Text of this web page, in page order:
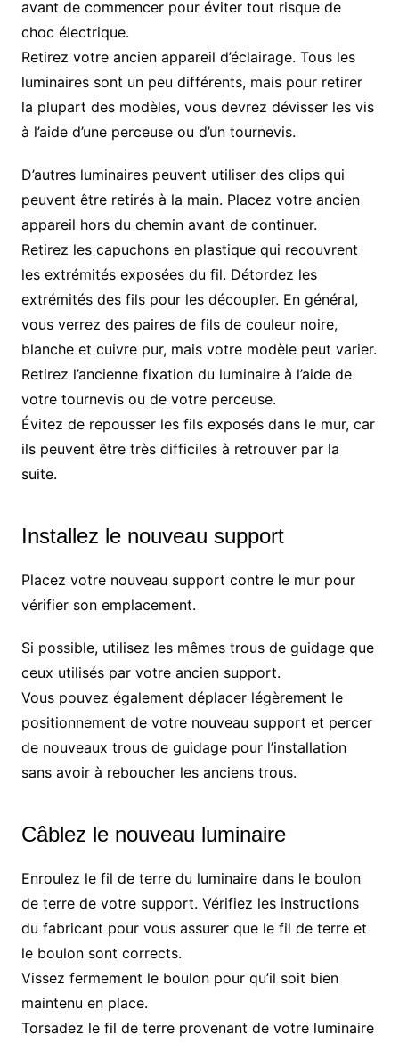
avant de commencer pour éviter tout risque de
choc électrique.
Retirez votre ancien appareil d’éclairage. Tous les
luminaires sont un peu différents, mais pour retirer
la plupart des modèles, vous devrez dévisser les vis
à l’aide d’une perceuse ou d’un tournevis.
D’autres luminaires peuvent utiliser des clips qui
peuvent être retirés à la main. Placez votre ancien
appareil hors du chemin avant de continuer.
Retirez les capuchons en plastique qui recouvrent
les extrémités exposées du fil. Détordez les
extrémités des fils pour les découpler. En général,
vous verrez des paires de fils de couleur noire,
blanche et cuivre pur, mais votre modèle peut varier.
Retirez l’ancienne fixation du luminaire à l’aide de
votre tournevis ou de votre perceuse.
Évitez de repousser les fils exposés dans le mur, car
ils peuvent être très difficiles à retrouver par la
suite.
Installez le nouveau support
Placez votre nouveau support contre le mur pour
vérifier son emplacement.
Si possible, utilisez les mêmes trous de guidage que
ceux utilisés par votre ancien support.
Vous pouvez également déplacer légèrement le
positionnement de votre nouveau support et percer
de nouveaux trous de guidage pour l’installation
sans avoir à reboucher les anciens trous.
Câblez le nouveau luminaire
Enroulez le fil de terre du luminaire dans le boulon
de terre de votre support. Vérifiez les instructions
du fabricant pour vous assurer que le fil de terre et
le boulon sont corrects.
Vissez fermement le boulon pour qu’il soit bien
maintenu en place.
Torsadez le fil de terre provenant de votre luminaire